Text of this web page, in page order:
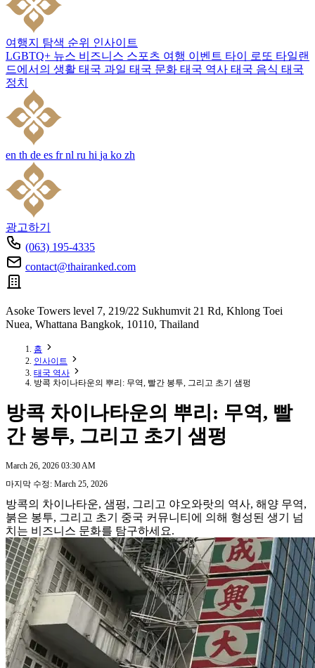
여행지 탐색 순위 인사이트
LGBTQ+ 뉴스 비즈니스 스포츠 여행 이벤트 타이 로또 타일랜
드에서의 생활 태국 과일 태국 문화 태국 역사 태국 음식 태국
정치
en th de es fr nl ru hi ja ko zh
광고하기
(063) 195-4335
contact@thairanked.com
Asoke Towers level 7, 219/22 Sukhumvit 21 Rd, Khlong Toei
Nuea, Whattana Bangkok, 10110, Thailand
홈
인사이트
태국 역사
방콕 차이나타운의 뿌리: 무역, 빨간 봉투, 그리고 초기 샘펑
방콕 차이나타운의 뿌리: 무역, 빨
간 봉투, 그리고 초기 샘펑
March 26, 2026 03:30 AM
마지막 수정: March 25, 2026
방콕의 차이나타운, 샘펑, 그리고 야오와랏의 역사, 해양 무역,
붉은 봉투, 그리고 초기 중국 커뮤니티에 의해 형성된 생기 넘
치는 비즈니스 문화를 탐구하세요.